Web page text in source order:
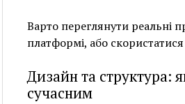
Варто переглянути реальні
платформі, або
Дизайн та структура:
сучасним